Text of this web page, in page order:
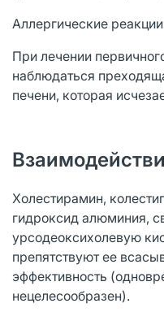
Аллергические
При лечении
наблюдаться
печени, которая
Холестирамин,
гидроксид алюминия,
урсодеоксихолевую
препятствуют ее
эффективность
нецелесообразен).